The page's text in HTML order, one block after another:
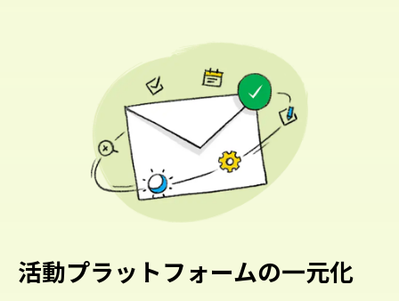
活動プラットフォームの一元化